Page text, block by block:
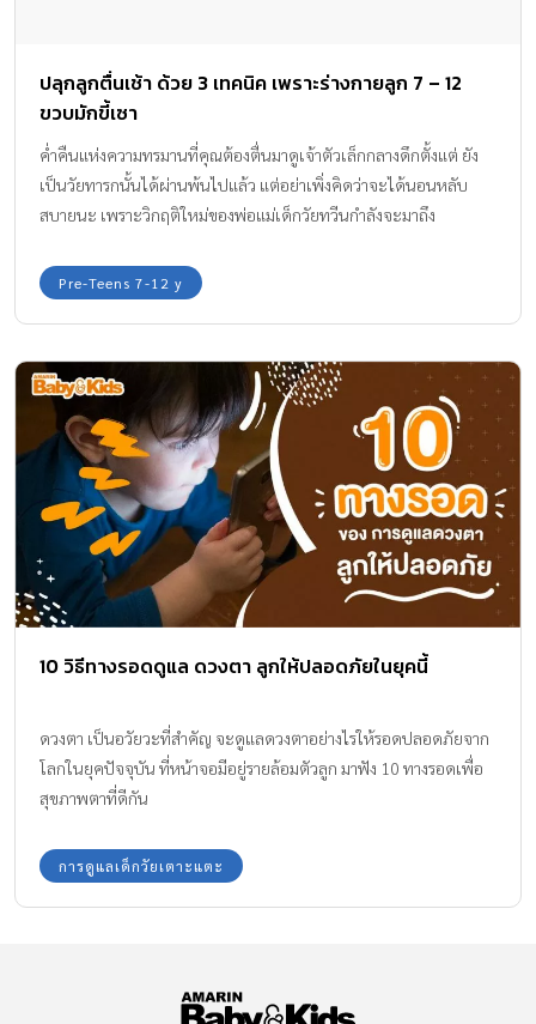
ปลุกลูกตื่นเช้า ด้วย 3 เทคนิค เพราะร่างกายลูก 7 – 12
ขวบมักขี้เซา
ค่ำคืนแห่งความทรมานที่คุณต้องตื่นมาดูเจ้าตัวเล็กกลางดึกตั้งแต่ ยัง
เป็นวัยทารกนั้นได้ผ่านพ้นไปแล้ว แต่อย่าเพิ่งคิดว่าจะได้นอนหลับ
สบายนะ เพราะวิกฤติใหม่ของพ่อแม่เด็กวัยทวีนกำลังจะมาถึง
Pre-Teens 7-12 y
10 วิธีทางรอดดูแล ดวงตา ลูกให้ปลอดภัยในยุคนี้
ดวงตา เป็นอวัยวะที่สำคัญ จะดูแลดวงตาอย่างไรให้รอดปลอดภัยจาก
โลกในยุคปัจจุบัน ที่หน้าจอมีอยู่รายล้อมตัวลูก มาฟัง 10 ทางรอดเพื่อ
สุขภาพตาที่ดีกัน
การดูแลเด็กวัยเตาะแตะ